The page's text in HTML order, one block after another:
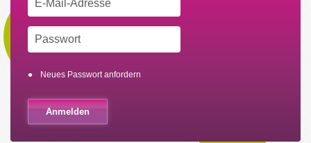
Neues Passwort anfordern